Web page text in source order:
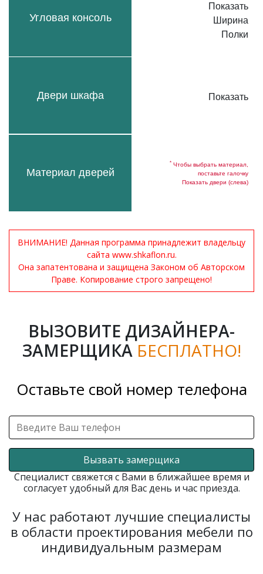
Угловая консоль
Двери шкафа
Материал дверей
Показать
Ширина
Полки
Показать
* Чтобы выбрать материал,
поставьте галочку
Показать двери (слева)
ВНИМАНИЕ! Данная программа принадлежит владельцу
сайта www.shkaflon.ru.
Она запатентована и защищена Законом об Авторском
Праве. Копирование строго запрещено!
ВЫЗОВИТЕ ДИЗАЙНЕРА-
ЗАМЕРЩИКА БЕСПЛАТНО!
Оставьте свой номер телефона
Вызвать замерщика
Специалист свяжется с Вами в ближайшее время и
согласует удобный для Вас день и час приезда.
У нас работают лучшие специалисты
в области проектирования мебели по
индивидуальным размерам